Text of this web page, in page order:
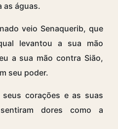
as águas.
veio Senaquerib, que
levantou a sua mão
a sua mão contra Sião,
seu poder.
corações e as suas
dores como a